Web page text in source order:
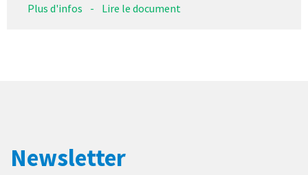
Plus d'infos - Lire le document
Newsletter